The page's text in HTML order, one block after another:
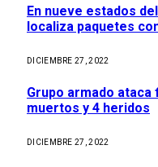
En nueve estados
localiza paquetes
DICIEMBRE 27, 2022
Grupo armado ataca
muertos y 4 heridos
DICIEMBRE 27, 2022